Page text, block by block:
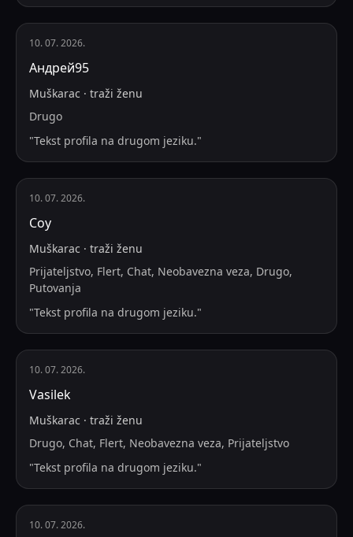
10. 07. 2026.
Андрей95
Muškarac · traži ženu
Drugo
"Tekst profila na drugom jeziku."
10. 07. 2026.
Соу
Muškarac · traži ženu
Prijateljstvo, Flert, Chat, Neobavezna veza, Drugo,
Putovanja
"Tekst profila na drugom jeziku."
10. 07. 2026.
Vasilek
Muškarac · traži ženu
Drugo, Chat, Flert, Neobavezna veza, Prijateljstvo
"Tekst profila na drugom jeziku."
10. 07. 2026.